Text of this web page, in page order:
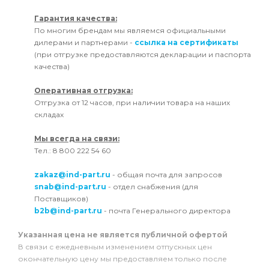
Гарантия качества:
По многим брендам мы являемся официальными
дилерами и партнерами - ссылка на сертификаты
(при отгрузке предоставляются декларации и паспорта
качества)
Оперативная отгрузка:
Отгрузка от 12 часов, при наличии товара на наших
складах
Мы всегда на связи:
Тел.: 8 800 222 54 60
zakaz@ind-part.ru - общая почта для запросов
snab@ind-part.ru - отдел снабжения (для
Поставщиков)
b2b@ind-part.ru - почта Генерального директора
Указанная цена не является публичной офертой
В связи с ежедневным изменением отпускных цен
окончательную цену мы предоставляем только после